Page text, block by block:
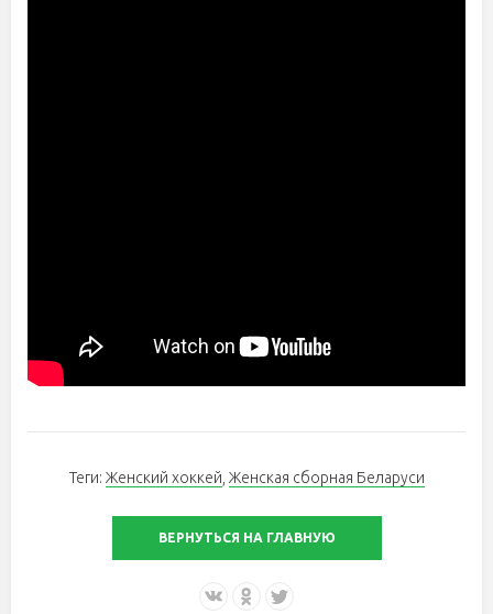
Теги: Женский хоккей Женская сборная Беларуси
ВЕРНУТЬСЯ НА ГЛАВНУЮ